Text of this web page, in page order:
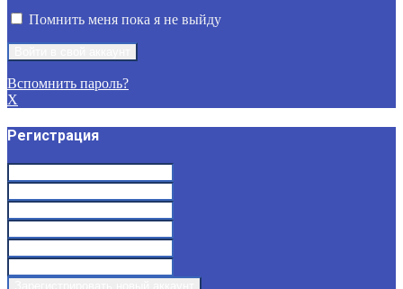
Помнить меня пока я не выйду
Вспомнить пароль?
X
Регистрация